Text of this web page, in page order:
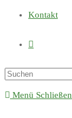
Kontakt
Menü Schließen